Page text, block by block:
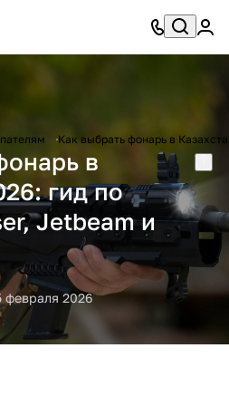
Как выбрать фонарь в
в
гид по
Jetbeam и
февраля 2026